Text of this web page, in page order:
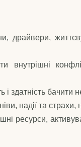
драйвери,
внутрішні
і здатність бачити
надії та
ресурси,